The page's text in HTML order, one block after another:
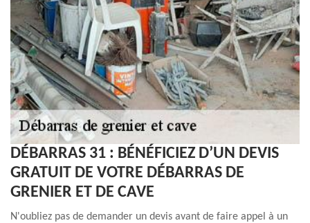
DÉBARRAS 31 : BÉNÉFICIEZ D’UN DEVIS
GRATUIT DE VOTRE DÉBARRAS DE
GRENIER ET DE CAVE
N'oubliez pas de demander un devis avant de faire appel à un